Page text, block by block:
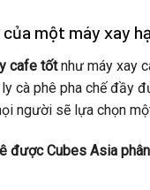
một máy xay
cafe tốtnhư máy xay
cà phê pha chế đầy
người sẽ lựa chọn
được Cubes Asia